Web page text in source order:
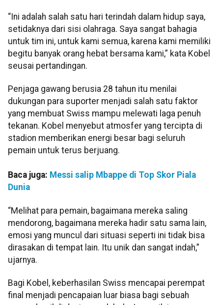
“Ini adalah salah satu hari terindah dalam hidup saya,
setidaknya dari sisi olahraga. Saya sangat bahagia
untuk tim ini, untuk kami semua, karena kami memiliki
begitu banyak orang hebat bersama kami,” kata Kobel
seusai pertandingan.
Penjaga gawang berusia 28 tahun itu menilai
dukungan para suporter menjadi salah satu faktor
yang membuat Swiss mampu melewati laga penuh
tekanan. Kobel menyebut atmosfer yang tercipta di
stadion memberikan energi besar bagi seluruh
pemain untuk terus berjuang.
Baca juga: Messi salip Mbappe di Top Skor Piala
Dunia
“Melihat para pemain, bagaimana mereka saling
mendorong, bagaimana mereka hadir satu sama lain,
emosi yang muncul dari situasi seperti ini tidak bisa
dirasakan di tempat lain. Itu unik dan sangat indah,”
ujarnya.
Bagi Kobel, keberhasilan Swiss mencapai perempat
final menjadi pencapaian luar biasa bagi sebuah